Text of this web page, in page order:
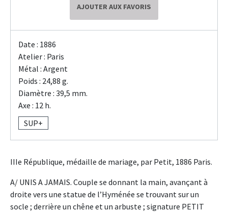
AJOUTER AUX FAVORIS
Date : 1886
Atelier : Paris
Métal : Argent
Poids : 24,88 g.
Diamètre : 39,5 mm.
Axe : 12 h.
SUP+
IIIe République, médaille de mariage, par Petit, 1886 Paris.
A/ UNIS A JAMAIS. Couple se donnant la main, avançant à
droite vers une statue de l’Hyménée se trouvant sur un
socle ; derrière un chêne et un arbuste ; signature PETIT